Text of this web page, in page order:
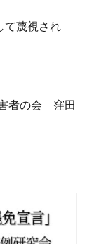
て蔑視され
者の会 窪田